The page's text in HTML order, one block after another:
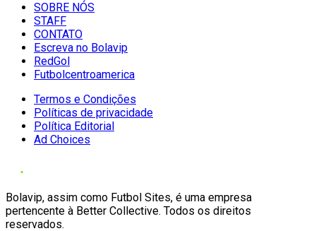
SOBRE NÓS
STAFF
CONTATO
Escreva no Bolavip
RedGol
Futbolcentroamerica
Termos e Condições
Políticas de privacidade
Política Editorial
Ad Choices
Bolavip, assim como Futbol Sites, é uma empresa
pertencente à Better Collective. Todos os direitos
reservados.